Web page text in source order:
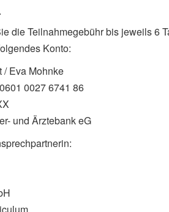
die Teilnahmegebühr bis jeweils 6
Konto:
Eva Mohnke
0027 6741 86
und Ärztebank eG